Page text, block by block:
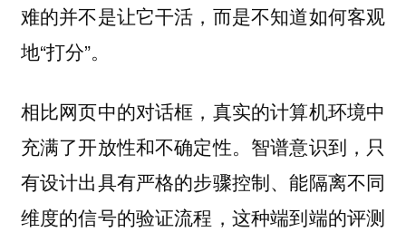
难的并不是让它干活，而是不知道如何客观
地“打分”。
相比网页中的对话框，真实的计算机环境中
充满了开放性和不确定性。智谱意识到，只
有设计出具有严格的步骤控制、能隔离不同
维度的信号的验证流程，这种端到端的评测